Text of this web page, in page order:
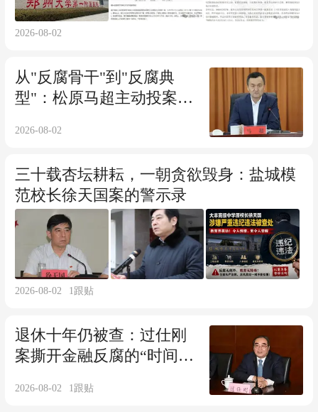
2026-08-02
从"反腐骨干"到"反腐典
型"：松原马超主动投案
2026-08-02
三十载杏坛耕耘，一朝贪欲毁身：盐城模
范校长徐天国案的警示录
2026-08-02 1跟贴
退休十年仍被查：过仕刚
案撕开金融反腐的“时间滤
2026-08-02 1跟贴